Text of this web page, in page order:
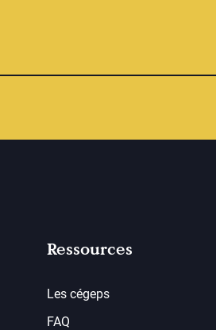
Ressources
Les cégeps
FAQ